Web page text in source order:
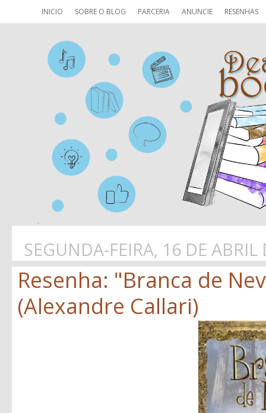
INICIO SOBRE O BLOG PARCERIA ANUNCIE RESENHAS
SEGUNDA-FEIRA, 16 DE ABRIL
Resenha: "Branca de
(Alexandre Callari)